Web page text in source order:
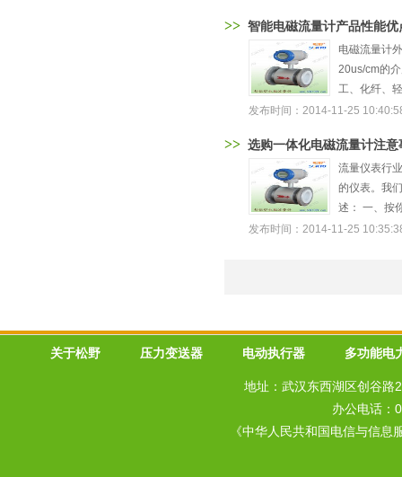
>> 智能电磁流量计产品性能优
电磁流量计
20us/cm的
工、化纤、
发布时间：2014-11-25
>> 选购一体化电磁流量计注意
流量仪表行
的仪表。我
述： 一、按
发布时间：2014-11-25
关于松野 压力变送器 电动执行器 多功能电
地址：武汉东西湖区创谷路
办公电话：
《中华人民共和国电信与信